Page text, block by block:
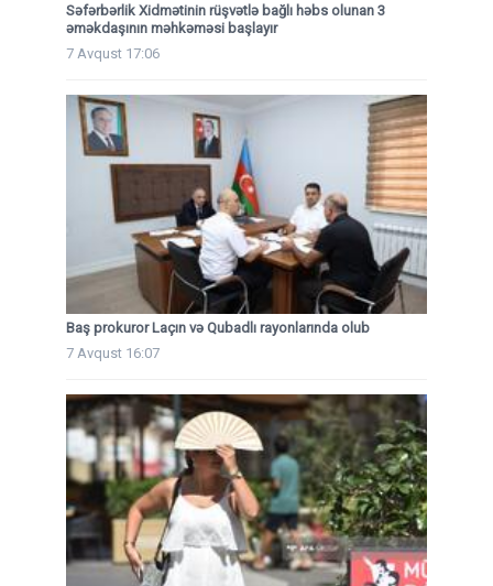
Səfərbərlik Xidmətinin rüşvətlə bağlı həbs olunan 3
əməkdaşının məhkəməsi başlayır
7 Avqust 17:06
Baş prokuror Laçın və Qubadlı rayonlarında olub
7 Avqust 16:07